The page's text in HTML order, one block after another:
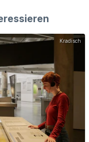
Kradisch